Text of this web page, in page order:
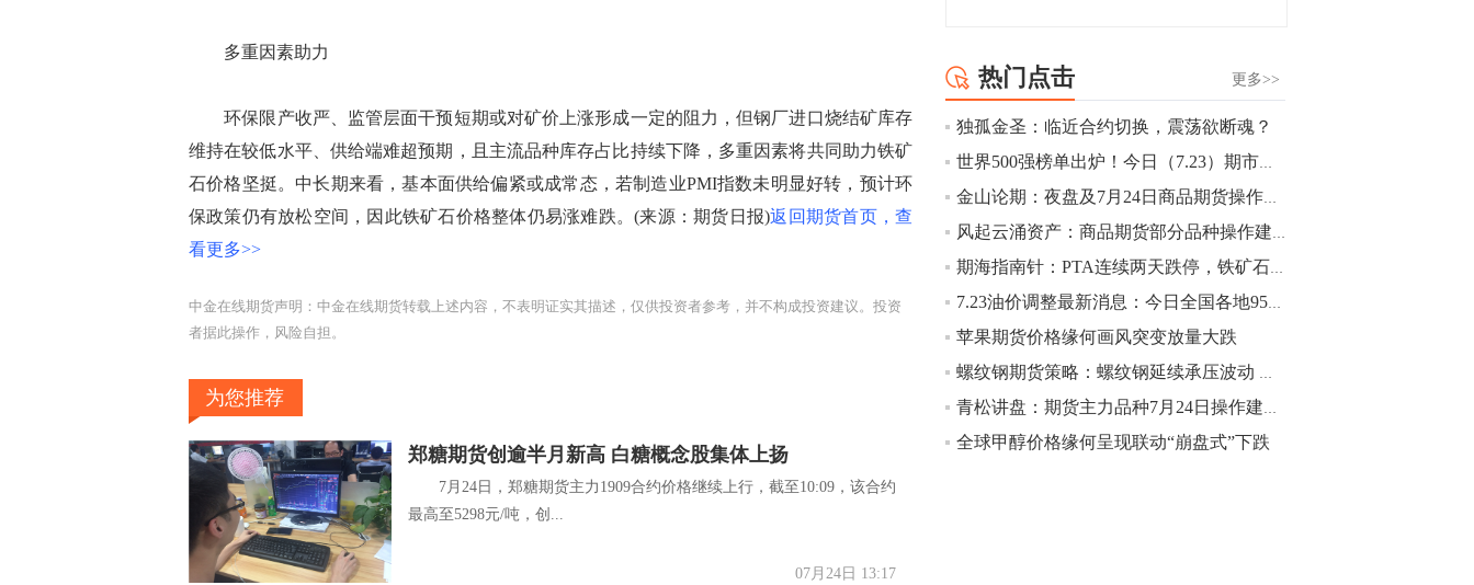
多重因素助力
环保限产收严、监管层面干预短期或对矿价上涨形成一定的阻力，但钢厂进口烧结矿库存
维持在较低水平、供给端难超预期，且主流品种库存占比持续下降，多重因素将共同助力铁矿
石价格坚挺。中长期来看，基本面供给偏紧或成常态，若制造业PMI指数未明显好转，预计环
保政策仍有放松空间，因此铁矿石价格整体仍易涨难跌。(来源：期货日报)返回期货首页，查
看更多>>
中金在线期货声明：中金在线期货转载上述内容，不表明证实其描述，仅供投资者参考，并不构成投资建议。投资
者据此操作，风险自担。
为您推荐
郑糖期货创逾半月新高 白糖概念股集体上扬
7月24日，郑糖期货主力1909合约价格继续上行，截至10:09，该合约
最高至5298元/吨，创...
07月24日 13:17
幅扩大至4.4%。
10:43
【行情】芝加哥11月大豆期货跌0.4%，12
月玉米期货跌1%。
10:43
【行情】油脂油料期货表现抢眼，豆二期
2.5%，棕榈油涨近2%，菜粕涨1.54%。
10:17
【研报精选】国内期货机构对8月5日的原
油期货走势预测
更多>>
热门点击
独孤金圣：临近合约切换，震荡欲断魂？
世界500强榜单出炉！今日（7.23）期市重要事件盘点以及未来事件提醒
金山论期：夜盘及7月24日商品期货操作策略
风起云涌资产：商品期货部分品种操作建议（沪铜，铁矿石，乙二醇，沥青）
期海指南针：PTA连续两天跌停，铁矿石减仓下跌
7.23油价调整最新消息：今日全国各地95号汽油价格查询一览
苹果期货价格缘何画风突变放量大跌
螺纹钢期货策略：螺纹钢延续承压波动 短期市场依旧弱势
青松讲盘：期货主力品种7月24日操作建议【崭新起点】
全球甲醇价格缘何呈现联动“崩盘式”下跌